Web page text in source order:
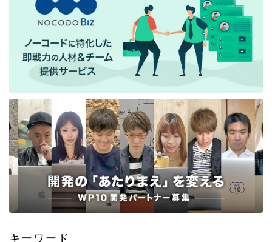
キーワード